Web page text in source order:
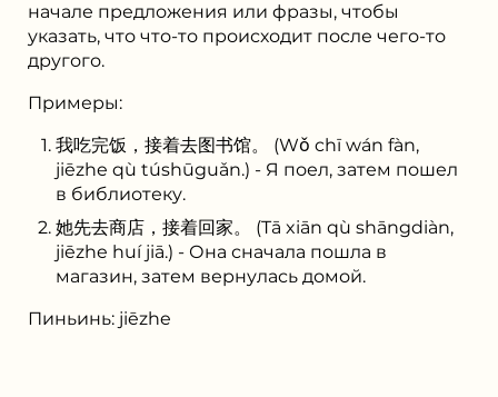
начале предложения или фразы, чтобы
указать, что что-то происходит после чего-то
другого.
Примеры:
我吃完饭，接着去图书馆。 (Wǒ chī wán fàn,
jiēzhe qù túshūguǎn.) - Я поел, затем пошел
в библиотеку.
她先去商店，接着回家。 (Tā xiān qù shāngdiàn,
jiēzhe huí jiā.) - Она сначала пошла в
магазин, затем вернулась домой.
Пиньинь: jiēzhe